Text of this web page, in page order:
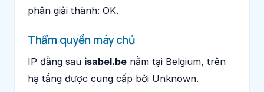
phân giải thành: OK.
Thẩm quyền máy chủ
IP đằng sau isabel.be nằm tại Belgium, trên
hạ tầng được cung cấp bởi Unknown.